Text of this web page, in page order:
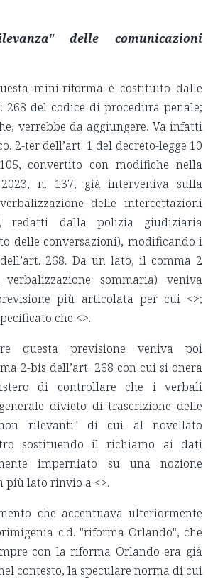
delle comunicazioni
mini-riforma è costituito dalle
268 del codice di procedura penale;
verrebbe da aggiungere. Va infatti
2-ter dell’art. 1 del decreto-legge 10
convertito con modifiche nella
n. 137, già interveniva sulla
delle intercettazioni
redatti dalla polizia giudiziaria
delle conversazioni), modificando i
268. Da un lato, il comma 2
sommaria) veniva
più articolata per cui <>;
che <>.
questa previsione veniva poi
2-bis dell’art. 268 con cui si onera
di controllare che i verbali
divieto di trascrizione delle
rilevanti" di cui al novellato
sostituendo il richiamo ai dati
imperniato su una nozione
più lato rinvio a <>.
che accentuava ulteriormente
c.d. "riforma Orlando", che
con la riforma Orlando era già
contesto, la speculare norma di cui